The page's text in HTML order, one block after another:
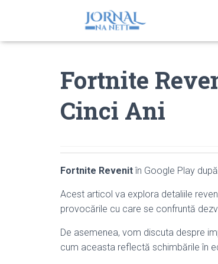
Fortnite
Cinci Ani
Fortnite Revenitîn Google Play
Acest articol va explora detaliile
provocările cu care se confruntă
De asemenea, vom discuta despre
cum aceasta reflectă schimbările în